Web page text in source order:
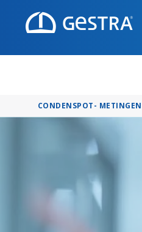
CONDENSPOT- METINGEN